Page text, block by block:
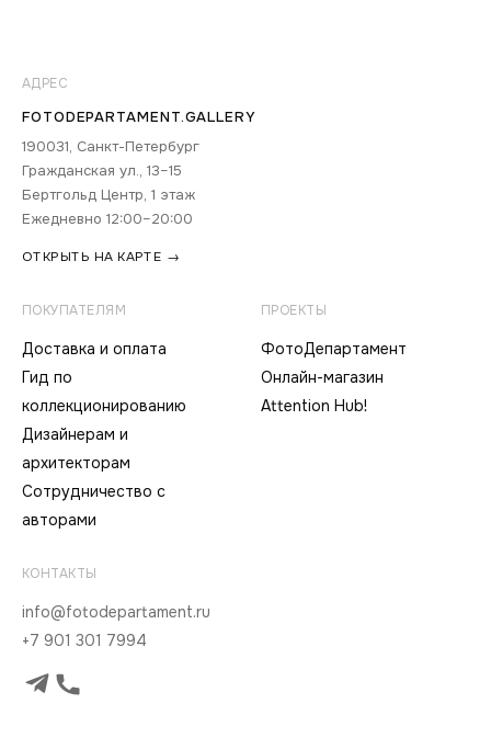
АДРЕС
FOTODEPARTAMENT.GALLERY
190031, Санкт-Петербург
Гражданская ул., 13–15
Бертгольд Центр, 1 этаж
Ежедневно 12:00–20:00
ОТКРЫТЬ НА КАРТЕ →
ПОКУПАТЕЛЯМ
Доставка и оплата
Гид по
коллекционированию
Дизайнерам и
архитекторам
Сотрудничество с
авторами
ПРОЕКТЫ
ФотоДепартамент
Онлайн-магазин
Attention Hub!
КОНТАКТЫ
info@fotodepartament.ru
+7 901 301 7994